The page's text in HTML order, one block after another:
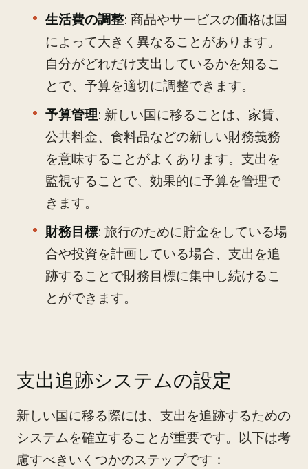
生活費の調整: 商品やサービスの価格は国
によって大きく異なることがあります。
自分がどれだけ支出しているかを知るこ
とで、予算を適切に調整できます。
予算管理: 新しい国に移ることは、家賃、
公共料金、食料品などの新しい財務義務
を意味することがよくあります。支出を
監視することで、効果的に予算を管理で
きます。
財務目標: 旅行のために貯金をしている場
合や投資を計画している場合、支出を追
跡することで財務目標に集中し続けるこ
とができます。
支出追跡システムの設定
新しい国に移る際には、支出を追跡するための
システムを確立することが重要です。以下は考
慮すべきいくつかのステップです：